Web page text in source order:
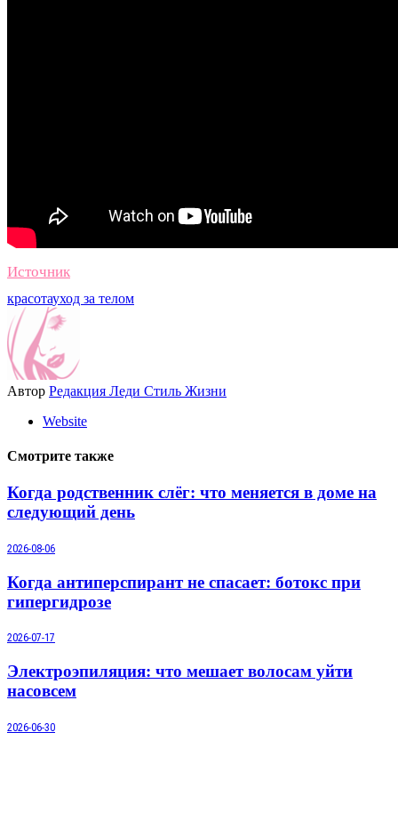
Источник
красотауход за телом
Автор Редакция Леди Стиль Жизни
Website
Смотрите также
Когда родственник слёг: что меняется в доме на
следующий день
2026-08-06
Когда антиперспирант не спасает: ботокс при
гипергидрозе
2026-07-17
Электроэпиляция: что мешает волосам уйти
насовсем
2026-06-30